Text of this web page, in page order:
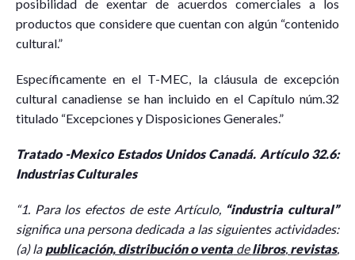
posibilidad de exentar de acuerdos comerciales a los
productos que considere que cuentan con algún “contenido
cultural.”
Específicamente en el T-MEC, la cláusula de excepción
cultural canadiense se han incluido en el Capítulo núm.32
titulado “Excepciones y Disposiciones Generales.”
Tratado -Mexico Estados Unidos Canadá. Artículo 32.6:
Industrias Culturales
“1. Para los efectos de este Artículo, “industria cultural”
significa una persona dedicada a las siguientes actividades:
(a) la publicación, distribución o ventadelibros, revistas,